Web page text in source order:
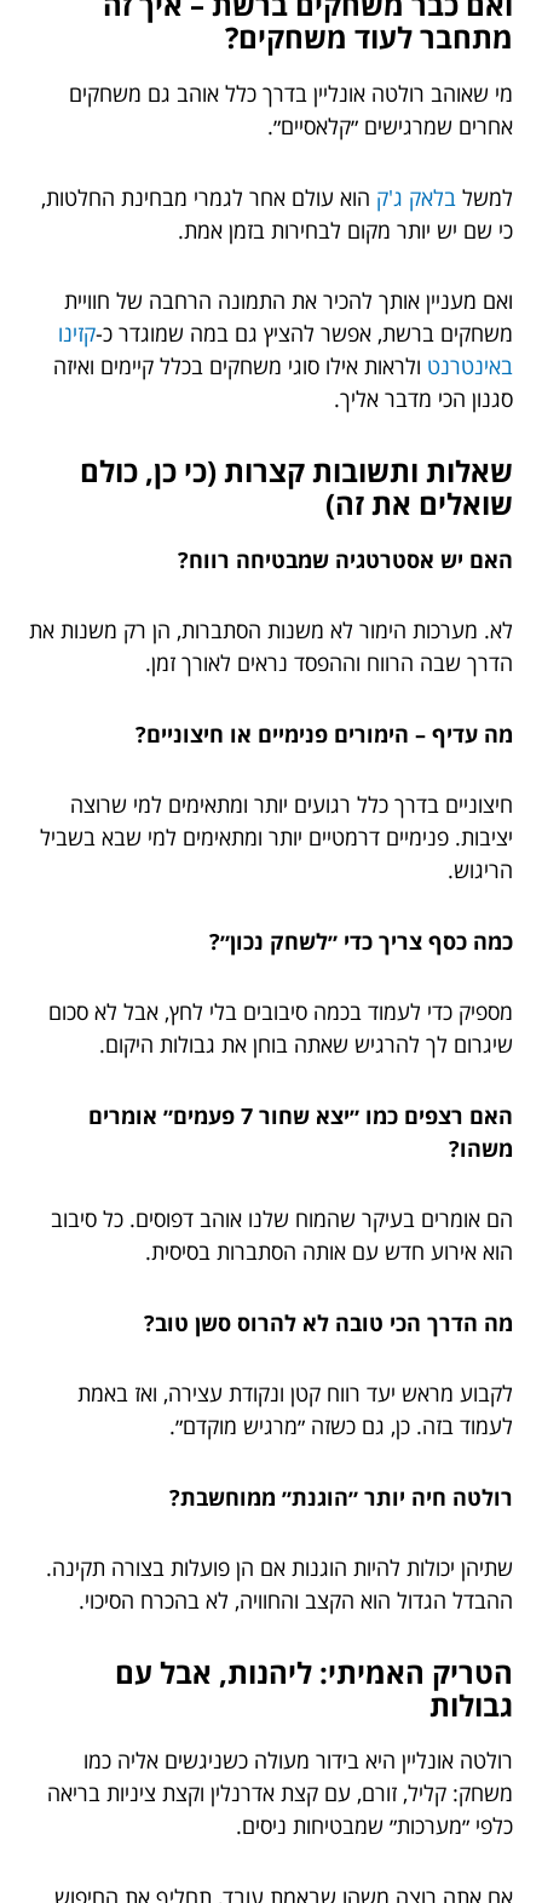
מתחבר לעוד משחקים?
מי שאוהב רולטה אונליין בדרך כלל אוהב גם משחקים
אחרים שמרגישים ״קלאסיים״.
למשל בלאק ג'ק הוא עולם אחר לגמרי מבחינת החלטות,
כי שם יש יותר מקום לבחירות בזמן אמת.
ואם מעניין אותך להכיר את התמונה הרחבה של חוויית
משחקים ברשת, אפשר להציץ גם במה שמוגדר כ-קזינו
באינטרנט ולראות אילו סוגי משחקים בכלל קיימים ואיזה
סגנון הכי מדבר אליך.
שאלות ותשובות קצרות (כי כן, כולם
שואלים את זה)
האם יש אסטרטגיה שמבטיחה רווח?
לא. מערכות הימור לא משנות הסתברות, הן רק משנות את
הדרך שבה הרווח וההפסד נראים לאורך זמן.
מה עדיף – הימורים פנימיים או חיצוניים?
חיצוניים בדרך כלל רגועים יותר ומתאימים למי שרוצה
יציבות. פנימיים דרמטיים יותר ומתאימים למי שבא בשביל
הריגוש.
כמה כסף צריך כדי ״לשחק נכון״?
מספיק כדי לעמוד בכמה סיבובים בלי לחץ, אבל לא סכום
שיגרום לך להרגיש שאתה בוחן את גבולות היקום.
האם רצפים כמו ״יצא שחור 7 פעמים״ אומרים
משהו?
הם אומרים בעיקר שהמוח שלנו אוהב דפוסים. כל סיבוב
הוא אירוע חדש עם אותה הסתברות בסיסית.
מה הדרך הכי טובה לא להרוס סשן טוב?
לקבוע מראש יעד רווח קטן ונקודת עצירה, ואז באמת
לעמוד בזה. כן, גם כשזה ״מרגיש מוקדם״.
רולטה חיה יותר ״הוגנת״ ממוחשבת?
שתיהן יכולות להיות הוגנות אם הן פועלות בצורה תקינה.
ההבדל הגדול הוא הקצב והחוויה, לא בהכרח הסיכוי.
הטריק האמיתי: ליהנות, אבל עם
גבולות
רולטה אונליין היא בידור מעולה כשניגשים אליה כמו
משחק: קליל, זורם, עם קצת אדרנלין וקצת ציניות בריאה
כלפי ״מערכות״ שמבטיחות ניסים.
אם אתה רוצה משהו שבאמת עובד, תחליף את החיפוש